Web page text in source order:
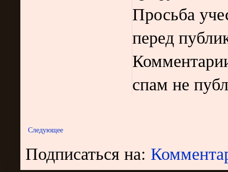
Просьба
перед
спам не
Следующее
Подписаться на: